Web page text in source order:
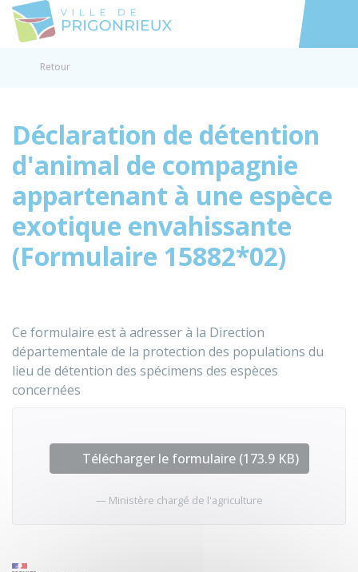
Accéder
Retour
Déclaration de détention
d'animal de compagnie
appartenant à une espèce
exotique envahissante
(Formulaire 15882*02)
Ce formulaire est à adresser à la Direction
départementale de la protection des populations du
lieu de détention des spécimens des espèces
concernées
Télécharger le formulaire (173.9 KB)
Ministère chargé de l'agriculture